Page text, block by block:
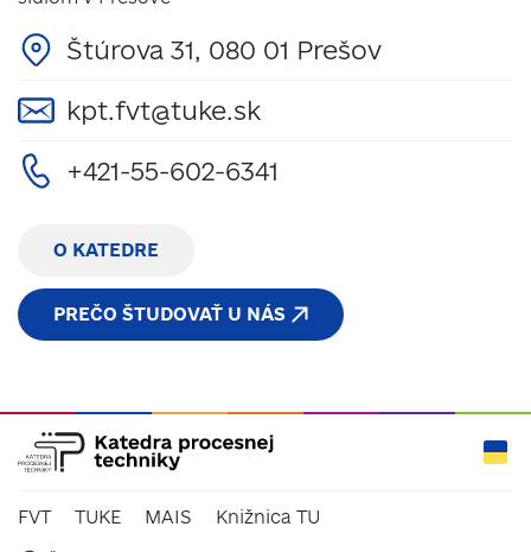
Štúrova 31, 080 01 Prešov
kpt.fvt@tuke.sk
+421-55-602-6341
O KATEDRE
PREČO ŠTUDOVAŤ U NÁS
FVT TUKE MAIS Knižnica TU